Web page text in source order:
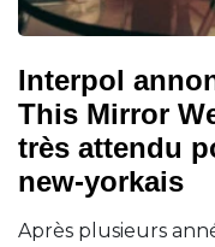
Interpol
This Mirror
très attendu
new-yorkais
Après plusieurs